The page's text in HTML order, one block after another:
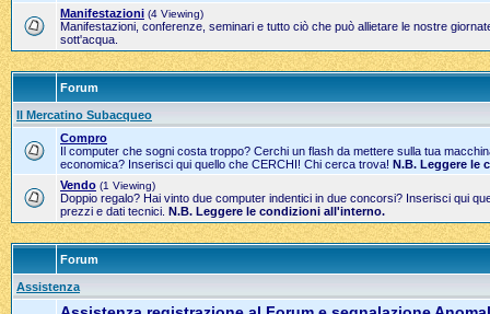
Manifestazioni (4 Viewing)
Manifestazioni, conferenze, seminari e tutto ciò che può allietare le nostre
sott'acqua.
Forum
Il Mercatino Subacqueo
Compro
Il computer che sogni costa troppo? Cerchi un flash da mettere sulla tua
economica? Inserisci qui quello che CERCHI! Chi cerca trova! N.B. Leggere le
Vendo (1 Viewing)
Doppio regalo? Hai vinto due computer indentici in due concorsi? Inserisci qui
prezzi e dati tecnici. N.B. Leggere le condizioni all'interno.
Forum
Assistenza